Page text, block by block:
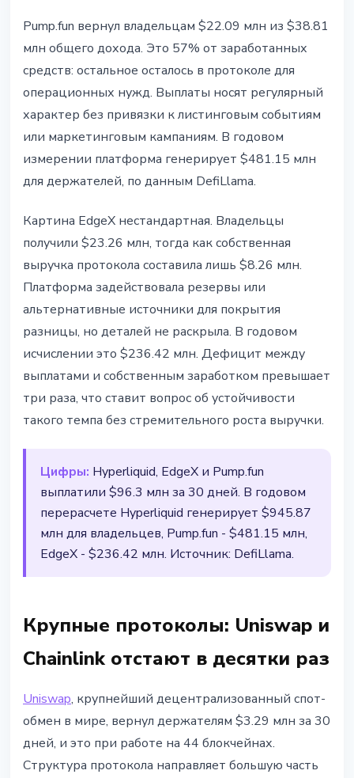
Pump.fun вернул владельцам $22.09 млн из $38.81
млн общего дохода. Это 57% от заработанных
средств: остальное осталось в протоколе для
операционных нужд. Выплаты носят регулярный
характер без привязки к листинговым событиям
или маркетинговым кампаниям. В годовом
измерении платформа генерирует $481.15 млн
для держателей, по данным DefiLlama.
Картина EdgeX нестандартная. Владельцы
получили $23.26 млн, тогда как собственная
выручка протокола составила лишь $8.26 млн.
Платформа задействовала резервы или
альтернативные источники для покрытия
разницы, но деталей не раскрыла. В годовом
исчислении это $236.42 млн. Дефицит между
выплатами и собственным заработком превышает
три раза, что ставит вопрос об устойчивости
такого темпа без стремительного роста выручки.
Цифры: Hyperliquid, EdgeX и Pump.fun
выплатили $96.3 млн за 30 дней. В годовом
перерасчете Hyperliquid генерирует $945.87
млн для владельцев, Pump.fun - $481.15 млн,
EdgeX - $236.42 млн. Источник: DefiLlama.
Крупные протоколы: Uniswap и
Chainlink отстают в десятки раз
Uniswap, крупнейший децентрализованный спот-
обмен в мире, вернул держателям $3.29 млн за 30
дней, и это при работе на 44 блокчейнах.
Структура протокола направляет большую часть